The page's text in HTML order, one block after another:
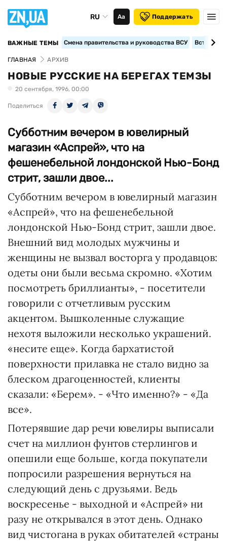
RU Аа Поддержать
ВАЖНЫЕ ТЕМЫ Смена правительства и руководства ВСУ
ГЛАВНАЯ АРХИВ
НОВЫЕ РУССКИЕ НА БЕРЕГАХ ТЕМЗЫ
20 сентября, 1996, 00:00
Поделиться
Субботним вечером в ювелирный
магазин «Аспрей», что на
фешенебельной лондонской Нью-Бонд
стрит, зашли двое...
Субботним вечером в ювелирный магазин
«Аспрей», что на фешенебельной
лондонской Нью-Бонд стрит, зашли двое.
Внешний вид молодых мужчины и
женщины не вызвал восторга у продавцов:
одеты они были весьма скромно. «Хотим
посмотреть бриллианты», - посетители
говорили с отчетливым русским
акцентом. Вышколенные служащие
нехотя выложили несколько украшений.
«несите еще». Когда бархатистой
поверхности прилавка не стало видно за
блеском драгоценностей, клиенты
сказали: «Берем». - «Что именно?» - «Да
все».
Потерявшие дар речи ювелиры выписали
счет на миллион фунтов стерлингов и
опешили еще больше, когда покупатели
попросили разрешения вернуться на
следующий день с друзьями. Ведь
воскресенье - выходной и «Аспрей» ни
разу не открывался в этот день. Однако
вид чистогана в руках обитателей «страны